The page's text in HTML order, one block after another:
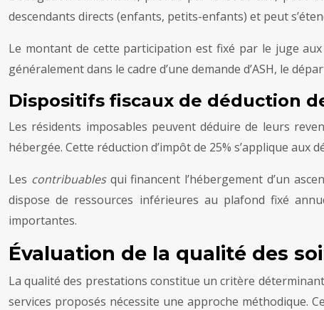
descendants directs (enfants, petits-enfants) et peut
Le montant de cette participation est fixé par le juge
généralement dans le cadre d’une demande d’ASH, le
Dispositifs fiscaux de déduction
Les résidents imposables peuvent déduire de leurs
hébergée. Cette réduction d’impôt de 25% s’applique
Les contribuables qui financent l’hébergement d’un
dispose de ressources inférieures au plafond fixé
importantes.
Évaluation de la qualité des
La qualité des prestations constitue un critère déterminant
services proposés nécessite une approche méthodique.